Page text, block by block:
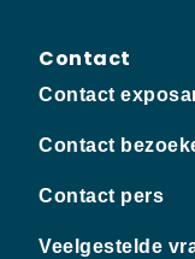
Contact
Contact
Contact
Contact pers
Veelgestelde